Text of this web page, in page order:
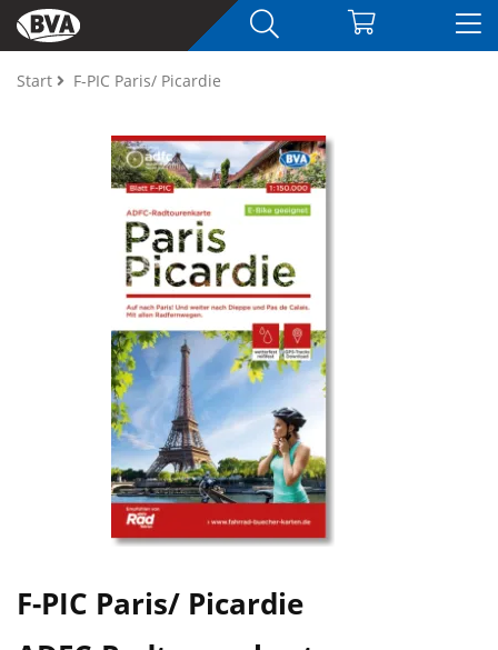
Start F-PIC Paris/ Picardie
F-PIC Paris/ Picardie